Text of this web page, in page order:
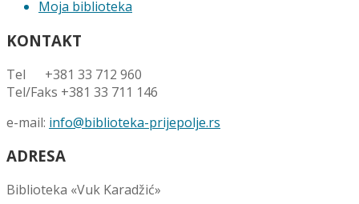
Moja biblioteka
KONTAKT
Tel +381 33 712 960
Tel/Faks +381 33 711 146
e-mail: info@biblioteka-prijepolje.rs
ADRESA
Biblioteka «Vuk Karadžić»